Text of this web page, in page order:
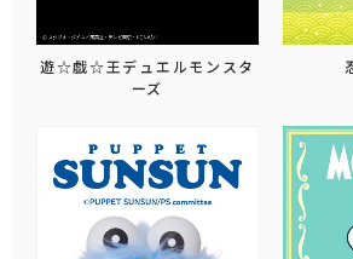
遊☆戯☆王デュエルモンスタ
ーズ